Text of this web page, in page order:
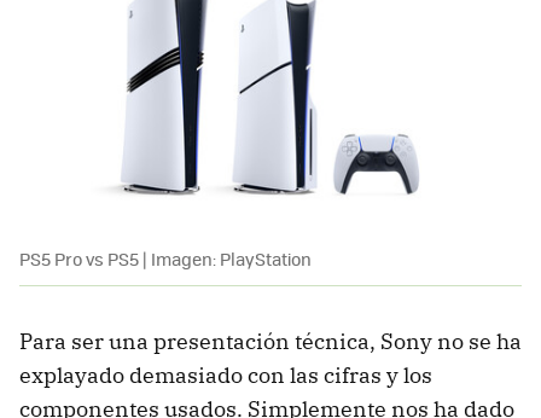
PS5 Pro vs PS5 | Imagen: PlayStation
Para ser una presentación técnica, Sony no se ha
explayado demasiado con las cifras y los
componentes usados. Simplemente nos ha dado